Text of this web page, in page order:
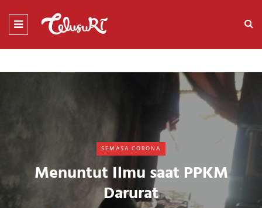
SEMASA CORONA
Menuntut Ilmu saat PPKM
Darurat